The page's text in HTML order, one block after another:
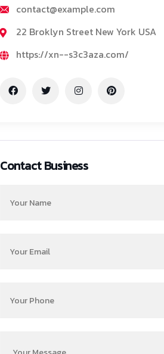
contact@example.com
22 Broklyn Street New York USA
https://xn--s3c3aza.com/
Contact Business